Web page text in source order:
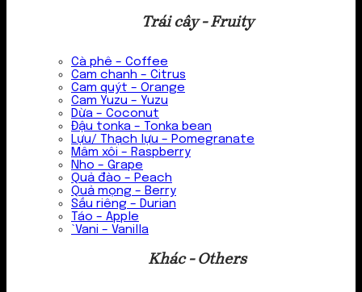
Trái cây - Fruity
Cà phê – Coffee
Cam chanh – Citrus
Cam quýt – Orange
Cam Yuzu – Yuzu
Dừa – Coconut
Đậu tonka – Tonka bean
Lựu/ Thạch lựu – Pomegranate
Mâm xôi – Raspberry
Nho – Grape
Quả đào – Peach
Quả mọng – Berry
Sầu riêng – Durian
Táo – Apple
`Vani – Vanilla
Khác - Others